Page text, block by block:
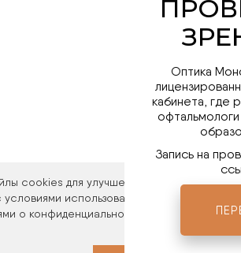
cookies для улучшения работы сайта.
использования файлов cookies.
о конфиденциальности и об
Оптика
кабинета, где
Запись на
Мы в